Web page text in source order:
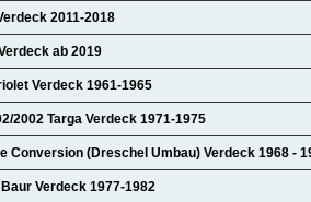
2011-2018
ab 2019
Verdeck 1961-1965
2002 Targa Verdeck 1971-1975
Conversion (Dreschel Umbau) Verdeck 1968 -
Verdeck 1977-1982